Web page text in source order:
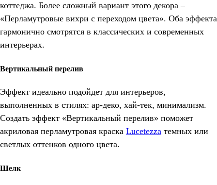
коттеджа. Более сложный вариант этого декора –
«Перламутровые вихри с переходом цвета». Оба эффекта
гармонично смотрятся в классических и современных
интерьерах.
Вертикальный перелив
Эффект идеально подойдет для интерьеров,
выполненных в стилях: ар-деко, хай-тек, минимализм.
Создать эффект «Вертикальный перелив» поможет
акриловая перламутровая краска Lucetezza темных или
светлых оттенков одного цвета.
Шелк